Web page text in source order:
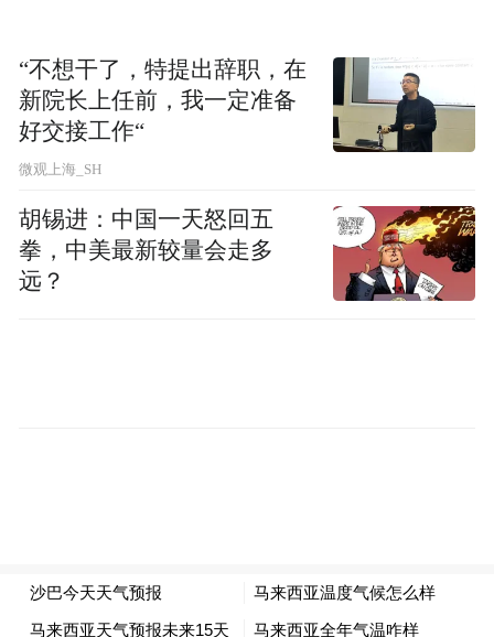
重庆大学空间科学研究院副院长杨小俊致辞。文
胜/摄
“不想干了，特提出辞职，在
新院长上任前，我一定准备
好交接工作“
微观上海_SH
胡锡进：中国一天怒回五
拳，中美最新较量会走多
远？